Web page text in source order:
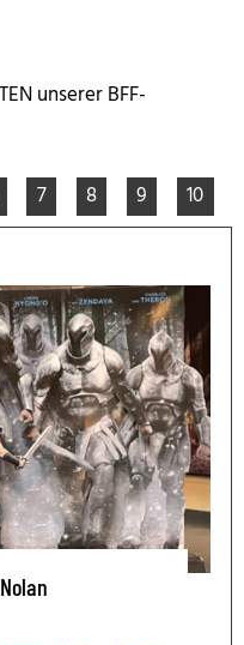
unserer BFF-
7 8 9 10